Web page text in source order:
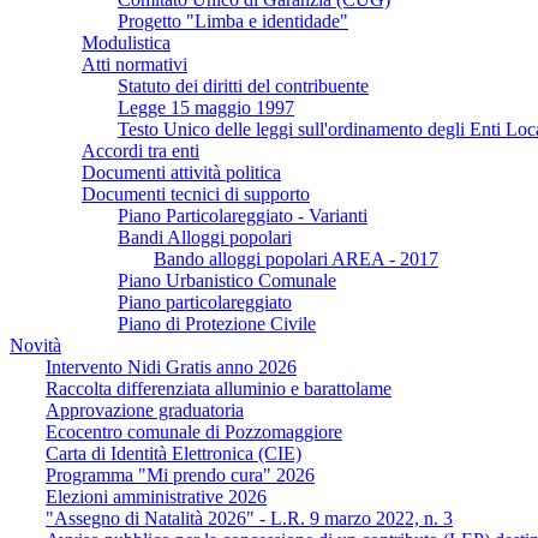
Progetto "Limba e identidade"
Modulistica
Atti normativi
Statuto dei diritti del contribuente
Legge 15 maggio 1997
Testo Unico delle leggi sull'ordinamento degli Enti
Accordi tra enti
Documenti attività politica
Documenti tecnici di supporto
Piano Particolareggiato - Varianti
Bandi Alloggi popolari
Bando alloggi popolari AREA - 2017
Piano Urbanistico Comunale
Piano particolareggiato
Piano di Protezione Civile
Novità
Intervento Nidi Gratis anno 2026
Raccolta differenziata alluminio e barattolame
Approvazione graduatoria
Ecocentro comunale di Pozzomaggiore
Carta di Identità Elettronica (CIE)
Programma "Mi prendo cura" 2026
Elezioni amministrative 2026
"Assegno di Natalità 2026" - L.R. 9 marzo 2022, n. 3